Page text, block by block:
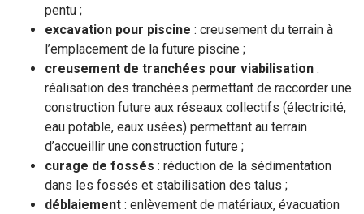
pentu ;
excavation pour piscine : creusement du terrain à
l’emplacement de la future piscine ;
creusement de tranchées pour viabilisation :
réalisation des tranchées permettant de raccorder une
construction future aux réseaux collectifs (électricité,
eau potable, eaux usées) permettant au terrain
d’accueillir une construction future ;
curage de fossés : réduction de la sédimentation
dans les fossés et stabilisation des talus ;
déblaiement : enlèvement de matériaux, évacuation